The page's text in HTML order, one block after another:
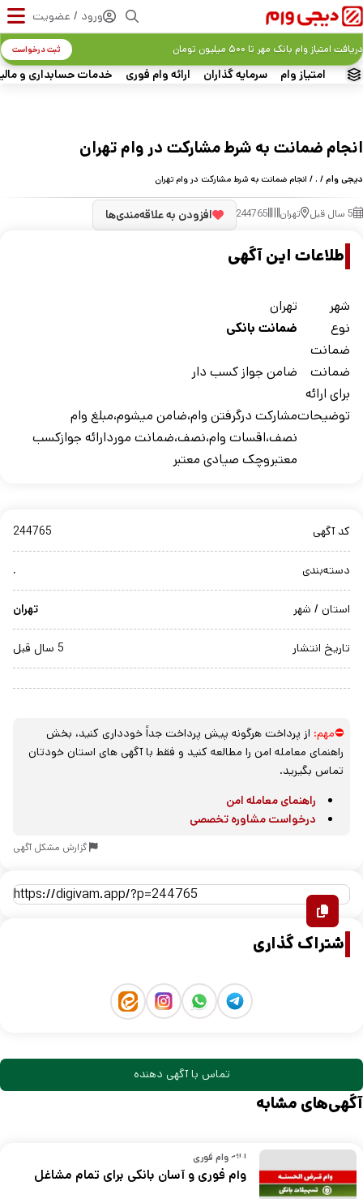
ورود / عضویت
امتیاز وام سرمایه گذاران ارائه وام فوری خدمات حسابداری و
دریافت امتیاز وام بانک مهر تا ۵۰۰ میلیون تومان ثبت درخواست
انجام ضمانت به شرط مشارکت در وام تهران
دیجی وام/
. / انجام ضمانت به شرط مشارکت در وام تهران
5 سال قبل تهران 244765 افزودن به علاقه‌مندی‌ها
اطلاعات این آگهی
شهر
تهران
نوع
ضمانت
ضمانت بانکی
ضمانت
برای ارائه
ضامن جواز کسب دار
توضیحاتمشارکت درگرفتن وام،ضامن میشوم،مبلغ وام
نصف،اقسات وام،نصف،ضمانت موردارائه جوازکسب
معتبروچک صیادی معتبر
کد آگهی 244765
دسته‌بندی .
استان / شهر تهران
تاریخ انتشار 5 سال قبل
⛔مهم: از پرداخت هرگونه پیش پرداخت جداً خودداری کنید، بخش
راهنمای معامله امن را مطالعه کنید و فقط با آگهی های استان خودتان
تماس بگیرید.
راهنمای معامله امن
درخواست مشاوره تخصصی
گزارش مشکل آگهی
اشتراک گذاری
تماس با آگهی دهنده
آگهی‌های مشابه
ارائه وام فوری
وام فوری و آسان بانکی برای تمام مشاغل